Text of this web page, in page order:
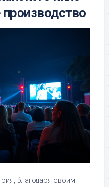
производство
благодаря своим